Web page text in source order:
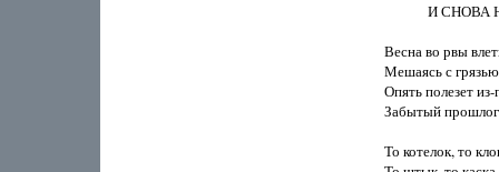
И
Весна во рвы
Мешаясь с
Опять полезет из-
Забытый
То котелок, то